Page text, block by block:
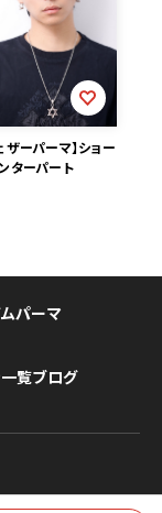
ザーパーマ】ショー
ターパート
パーマ
覧ブログ